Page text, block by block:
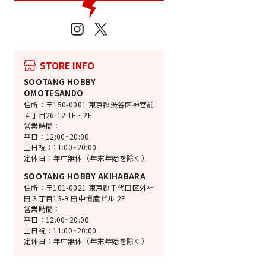
Instagram
STORE INFO
SOOTANG HOBBY
OMOTESANDO
住所：〒150-0001 東京都渋谷区神宮前
４丁目26-12 1F・2F
営業時間：
平日：12:00~20:00
土日祝：11:00~20:00
定休日：年中無休（年末年始を除く）
SOOTANG HOBBY AKIHABARA
住所：〒101-0021 東京都千代田区外神
田３丁目13-9 田中恒産ビル 2F
営業時間：
平日：12:00~20:00
土日祝：11:00~20:00
定休日：年中無休（年末年始を除く）